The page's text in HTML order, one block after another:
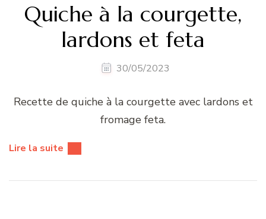
Quiche à la courgette,
lardons et feta
30/05/2023
Recette de quiche à la courgette avec lardons et
fromage feta.
Lire la suite